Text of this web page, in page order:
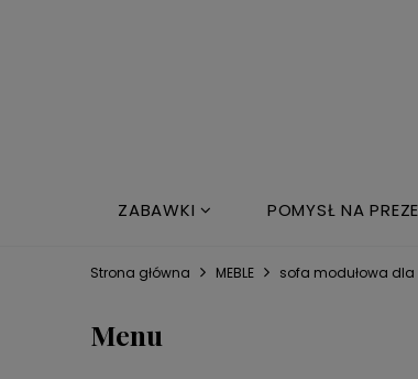
ZABAWKI POMYSŁ NA
NOWOŚCI ŁÓŻKO DZIECIĘCE
Strona główna MEBLE sofa modułowa dla
Menu